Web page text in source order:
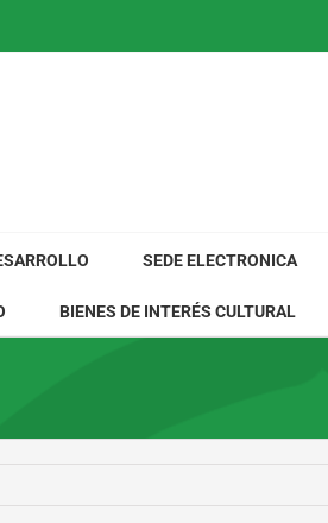
SEDE ELECTRONICA
BIENES DE INTERÉS CULTURAL